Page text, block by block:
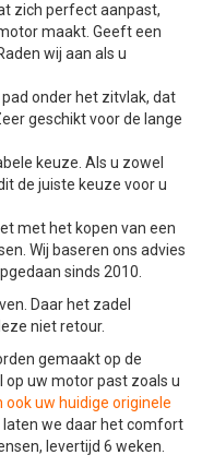
zich perfect aanpast,
maakt. Geeft een
wij aan als u
onder het zitvlak, dat
geschikt voor de lange
keuze. Als u zowel
de juiste keuze voor u
met het kopen van een
Wij baseren ons advies
sinds 2010.
Daar het zadel
niet retour.
gemaakt op de
uw motor past zoals u
uw huidige originele
laten we daar het comfort
levertijd 6 weken.